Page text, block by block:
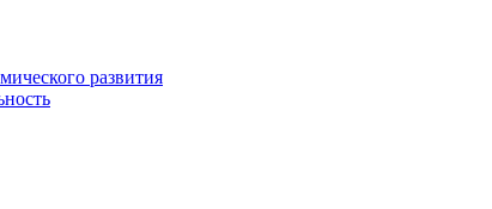
развития